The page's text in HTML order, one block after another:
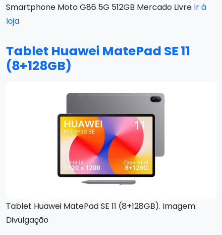
Smartphone Moto G86 5G 512GB Mercado Livre Ir à
loja
Tablet Huawei MatePad SE 11
(8+128GB)
Tablet Huawei MatePad SE 11 (8+128GB). Imagem:
Divulgação